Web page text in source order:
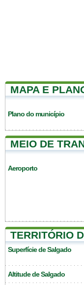
MAPA E
Plano do município
MEIO DE
Aeroporto
TERRITÓRIO
Superfície de Salgado
Altitude de Salgado